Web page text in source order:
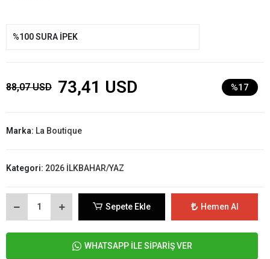
%100 SURA İPEK
88,07 USD 73,41 USD %17
Marka: La Boutique
Kategori: 2026 İLKBAHAR/YAZ
Sepete Ekle Hemen Al
WHATSAPP İLE SİPARİŞ VER